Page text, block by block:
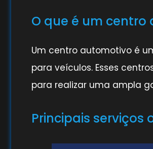
O que é um
Um centro automotivo é
para veículos. Esses
para realizar uma ampla
Principais